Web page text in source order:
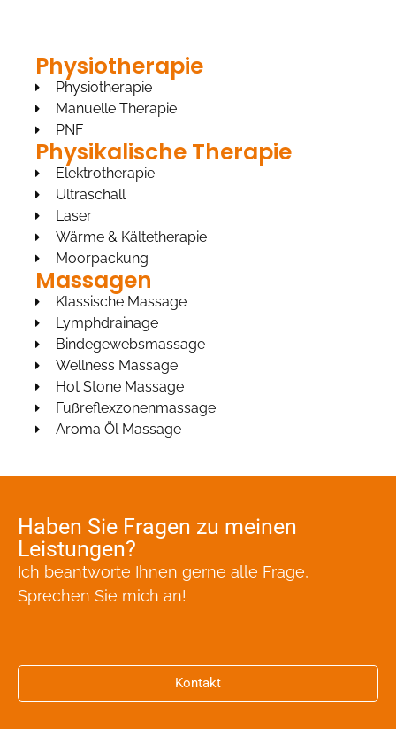
Physiotherapie
Physiotherapie
Manuelle Therapie
PNF
Physikalische Therapie
Elektrotherapie
Ultraschall
Laser
Wärme & Kältetherapie
Moorpackung
Massagen
Klassische Massage
Lymphdrainage
Bindegewebsmassage
Wellness Massage
Hot Stone Massage
Fußreflexzonenmassage
Aroma Öl Massage
Haben Sie Fragen zu meinen
Leistungen?
Ich beantworte Ihnen gerne alle Frage,
Sprechen Sie mich an!
Kontakt